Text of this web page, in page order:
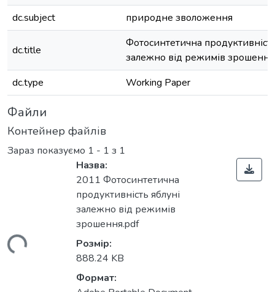
dc.subject
природне зволоження
dc.title
Фотосинтетична
залежно від режимів зрошення
dc.type
Working Paper
Файли
Контейнер файлів
Зараз показуємо 1 - 1 з 1
Назва:
2011 Фотосинтетична
продуктивність яблуні
залежно від режимів
зрошення.pdf
Розмір:
888.24 KB
Формат: